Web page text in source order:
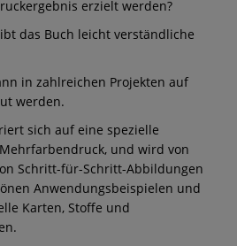
erzielt werden?
das Buch leicht verständliche
in zahlreichen Projekten auf
werden.
sich auf eine spezielle
und wird von
Schritt-für-Schritt-Abbildungen
Anwendungsbeispielen und
Karten, Stoffe und